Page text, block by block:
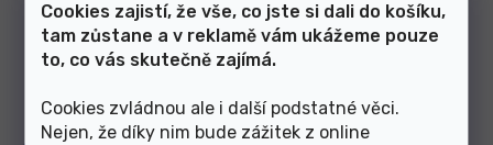
Cookies zajistí, že vše, co jste si dali do košíku,
tam zůstane a v reklamě vám ukážeme pouze
to, co vás skutečně zajímá.
Cookies zvládnou ale i další podstatné věci.
Nejen, že díky nim bude zážitek z online
Zobrazit další články